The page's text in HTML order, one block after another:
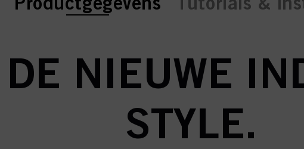
NIEUWE
STYLE.